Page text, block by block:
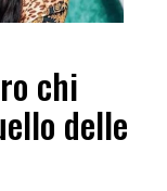
chi
delle